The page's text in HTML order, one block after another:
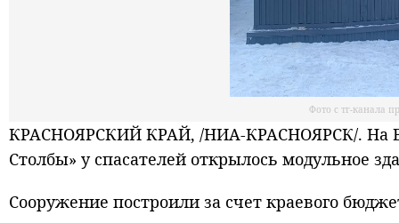
Фото с тг-канала
КРАСНОЯРСКИЙ КРАЙ, /НИА-КРАСНОЯРСК/. На
Столбы» у спасателей открылось модульное
Сооружение построили за счет краевого